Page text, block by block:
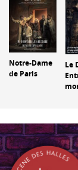
Notre-Dame
de Paris
Le